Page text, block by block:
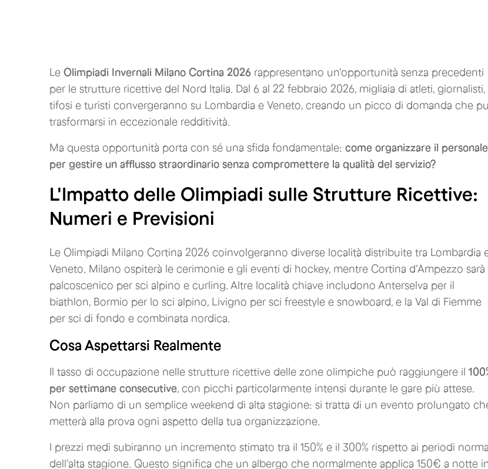
Le Olimpiadi Invernali Milano Cortina 2026 rappresentano un'opportunità senza precedenti
per le strutture ricettive del Nord Italia. Dal 6 al 22 febbraio 2026, migliaia di atleti, giornalisti,
tifosi e turisti convergeranno su Lombardia e Veneto, creando un picco di domanda che
trasformarsi in eccezionale redditività.
Ma questa opportunità porta con sé una sfida fondamentale: come organizzare il personale
per gestire un afflusso straordinario senza compromettere la qualità del servizio?
L'Impatto delle Olimpiadi sulle Strutture Ricettive:
Numeri e Previsioni
Le Olimpiadi Milano Cortina 2026 coinvolgeranno diverse località distribuite tra Lombardia
Veneto. Milano ospiterà le cerimonie e gli eventi di hockey, mentre Cortina d'Ampezzo sarà
palcoscenico per sci alpino e curling. Altre località chiave includono Anterselva per il
biathlon, Bormio per lo sci alpino, Livigno per sci freestyle e snowboard, e la Val di Fiemme
per sci di fondo e combinata nordica.
Cosa Aspettarsi Realmente
Il tasso di occupazione nelle strutture ricettive delle zone olimpiche può raggiungere il
per settimane consecutive, con picchi particolarmente intensi durante le gare più attese.
Non parliamo di un semplice weekend di alta stagione: si tratta di un evento prolungato
metterà alla prova ogni aspetto della tua organizzazione.
I prezzi medi subiranno un incremento stimato tra il 150% e il 300% rispetto ai periodi
dell'alta stagione. Questo significa che un albergo che normalmente applica 150€ a notte